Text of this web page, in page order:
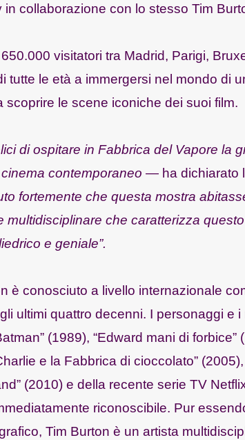
in collaborazione con lo stesso Tim
visitatori tra Madrid, Parigi,
tutte le età a immergersi nel mondo di
scoprire le scene iconiche dei suoi film.
di ospitare in Fabbrica del Vapore la
contemporaneo — ha dichiarato
fortemente che questa mostra
multidisciplinare che caratterizza
e geniale”.
è conosciuto a livello internazionale
ultimi quattro decenni. I personaggi e
(1989), “Edward mani di
e la Fabbrica di cioccolato”
(2010) e della recente serie TV
riconoscibile. Pur
Tim Burton è un artista